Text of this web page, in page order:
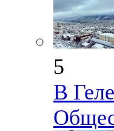
5
В